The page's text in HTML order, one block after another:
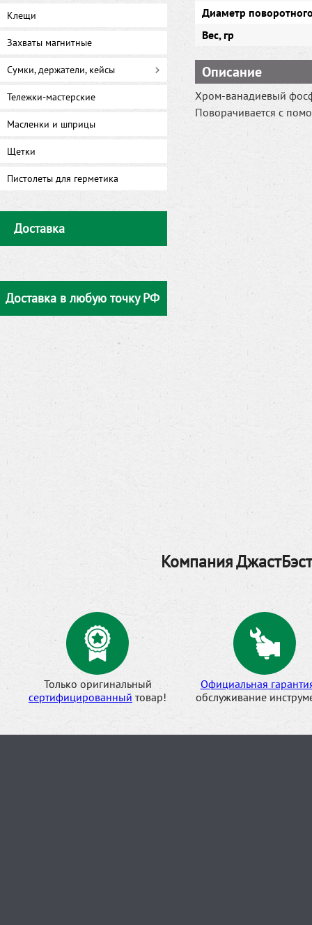
Клещи
Захваты магнитные
Сумки, держатели, кейсы
Тележки-мастерские
Масленки и шприцы
Щетки
Пистолеты для герметика
Доставка
Доставка в любую точку РФ
Диаметр
Вес, гр
Описание
Хром-ванадиевый
Поворачивается с
Компания
Только оригинальный
сертифицированный товар!
Официальная
обслуживание